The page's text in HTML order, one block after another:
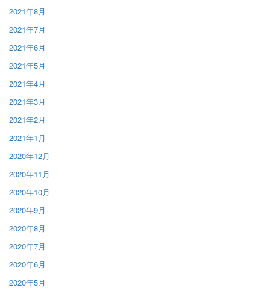
2021年8月
2021年7月
2021年6月
2021年5月
2021年4月
2021年3月
2021年2月
2021年1月
2020年12月
2020年11月
2020年10月
2020年9月
2020年8月
2020年7月
2020年6月
2020年5月